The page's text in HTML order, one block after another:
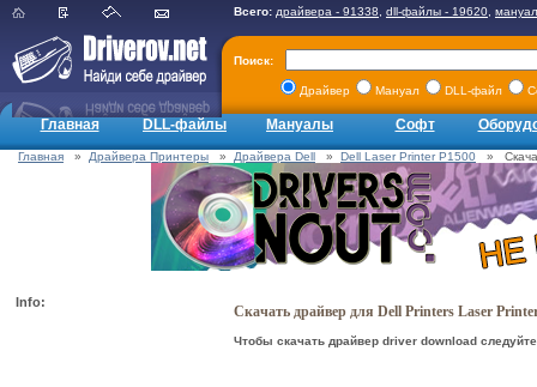
Всего: драйвера - 91338 dll-файлы - 19620
Поиск:
Драйвер Мануал DLL-файл
Главная DLL-файлы Мануалы Софт
Главная » Драйвера Принтеры » Драйвера Dell » Dell Laser Printer P1500 »
Info:
Скачать драйвер для Dell Printers Laser
Чтобы скачать драйвер driver download